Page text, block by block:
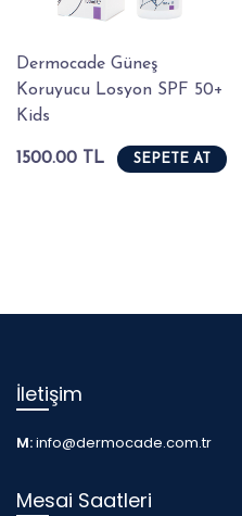
Dermocade Güneş
Koruyucu Losyon SPF 50+
Kids
1500.00 TL SEPETE AT
İletişim
M:info@dermocade.com.tr
Mesai Saatleri